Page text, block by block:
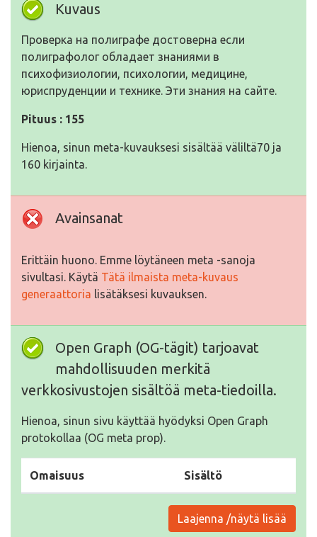
Kuvaus
Проверка на полиграфе достоверна если
полиграфолог обладает знаниями в
психофизиологии, психологии, медицине,
юриспруденции и технике. Эти знания на сайте.
Pituus : 155
Hienoa, sinun meta-kuvauksesi sisältää väliltä70 ja
160 kirjainta.
Avainsanat
Erittäin huono. Emme löytäneen meta -sanoja
sivultasi. Käytä Tätä ilmaista meta-kuvaus
generaattoria lisätäksesi kuvauksen.
Open Graph (OG-tägit) tarjoavat
mahdollisuuden merkitä
verkkosivustojen sisältöä meta-tiedoilla.
Hienoa, sinun sivu käyttää hyödyksi Open Graph
protokollaa (OG meta prop).
Omaisuus Sisältö
Laajenna /näytä lisää